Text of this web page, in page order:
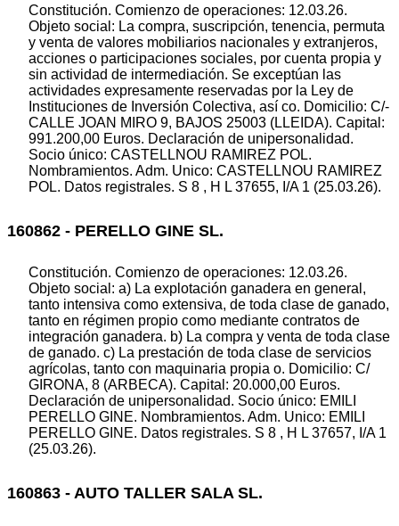
Constitución. Comienzo de operaciones: 12.03.26.
Objeto social: La compra, suscripción, tenencia, permuta
y venta de valores mobiliarios nacionales y extranjeros,
acciones o participaciones sociales, por cuenta propia y
sin actividad de intermediación. Se exceptúan las
actividades expresamente reservadas por la Ley de
Instituciones de Inversión Colectiva, así co. Domicilio: C/-
CALLE JOAN MIRO 9, BAJOS 25003 (LLEIDA). Capital:
991.200,00 Euros. Declaración de unipersonalidad.
Socio único: CASTELLNOU RAMIREZ POL.
Nombramientos. Adm. Unico: CASTELLNOU RAMIREZ
POL. Datos registrales. S 8 , H L 37655, I/A 1 (25.03.26).
160862 - PERELLO GINE SL.
Constitución. Comienzo de operaciones: 12.03.26.
Objeto social: a) La explotación ganadera en general,
tanto intensiva como extensiva, de toda clase de ganado,
tanto en régimen propio como mediante contratos de
integración ganadera. b) La compra y venta de toda clase
de ganado. c) La prestación de toda clase de servicios
agrícolas, tanto con maquinaria propia o. Domicilio: C/
GIRONA, 8 (ARBECA). Capital: 20.000,00 Euros.
Declaración de unipersonalidad. Socio único: EMILI
PERELLO GINE. Nombramientos. Adm. Unico: EMILI
PERELLO GINE. Datos registrales. S 8 , H L 37657, I/A 1
(25.03.26).
160863 - AUTO TALLER SALA SL.